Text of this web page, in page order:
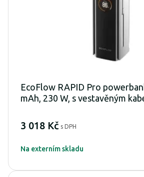
EcoFlow RAPID Pro
mAh, 230 W, s vestavěným
3 018 Kč s DPH
Na externím skladu